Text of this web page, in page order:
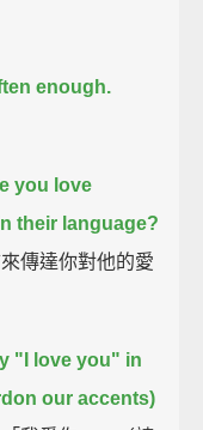
enough.
you love
their language?
傳達你對他的愛
"I love you" in
our accents)